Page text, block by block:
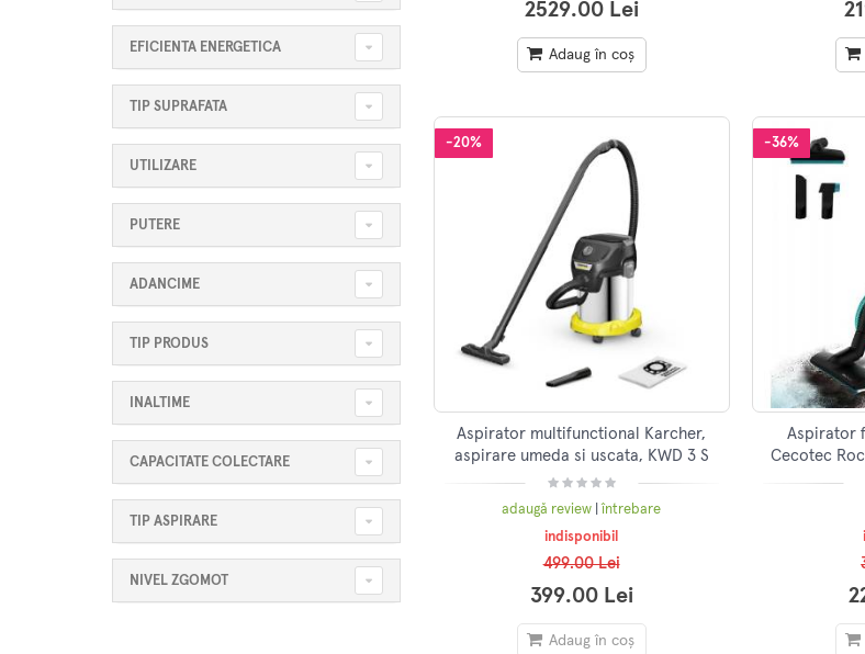
EFICIENTA ENERGETICA
TIP SUPRAFATA
UTILIZARE
PUTERE
ADANCIME
TIP PRODUS
INALTIME
CAPACITATE COLECTARE
TIP ASPIRARE
NIVEL ZGOMOT
2529.00 Lei
Adaug în coș
-20%
Aspirator multifunctional Karcher,
aspirare umeda si uscata, KWD 3 S
V-17/4/20/F 1000W
adaugă review
întrebare
indisponibil
499.00 Lei
399.00 Lei
Adaug în coș
-36%
Aspirator
Cecotec